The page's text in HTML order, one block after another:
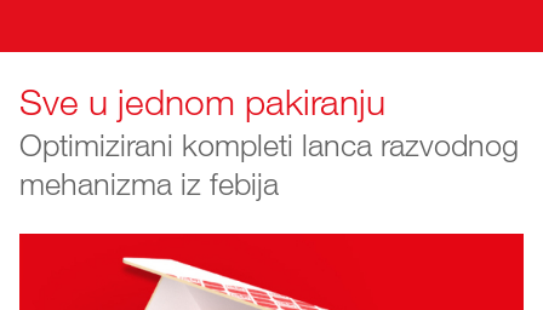
Sve u jednom pakiranju
Optimizirani kompleti lanca razvodnog
mehanizma iz febija